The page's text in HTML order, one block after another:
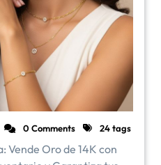
0 Comments 24 tags
Vende Oro de 14K con